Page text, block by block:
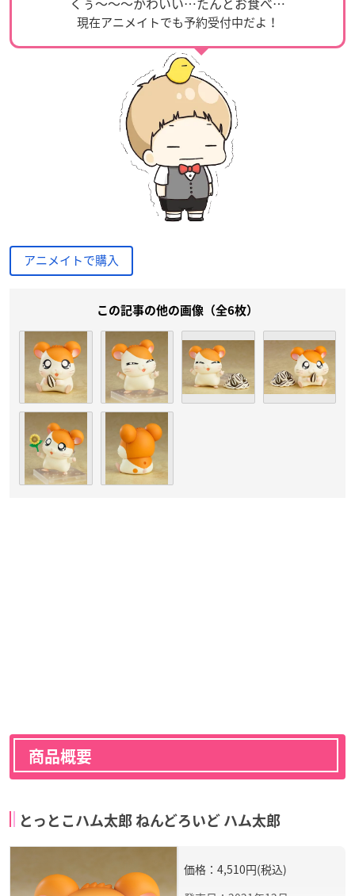
現在アニメイトでも予約受付中だよ！
アニメイトで購入
この記事の他の画像（全6枚）
商品概要
とっとこハム太郎 ねんどろいど ハム太郎
価格：4,510円(税込)